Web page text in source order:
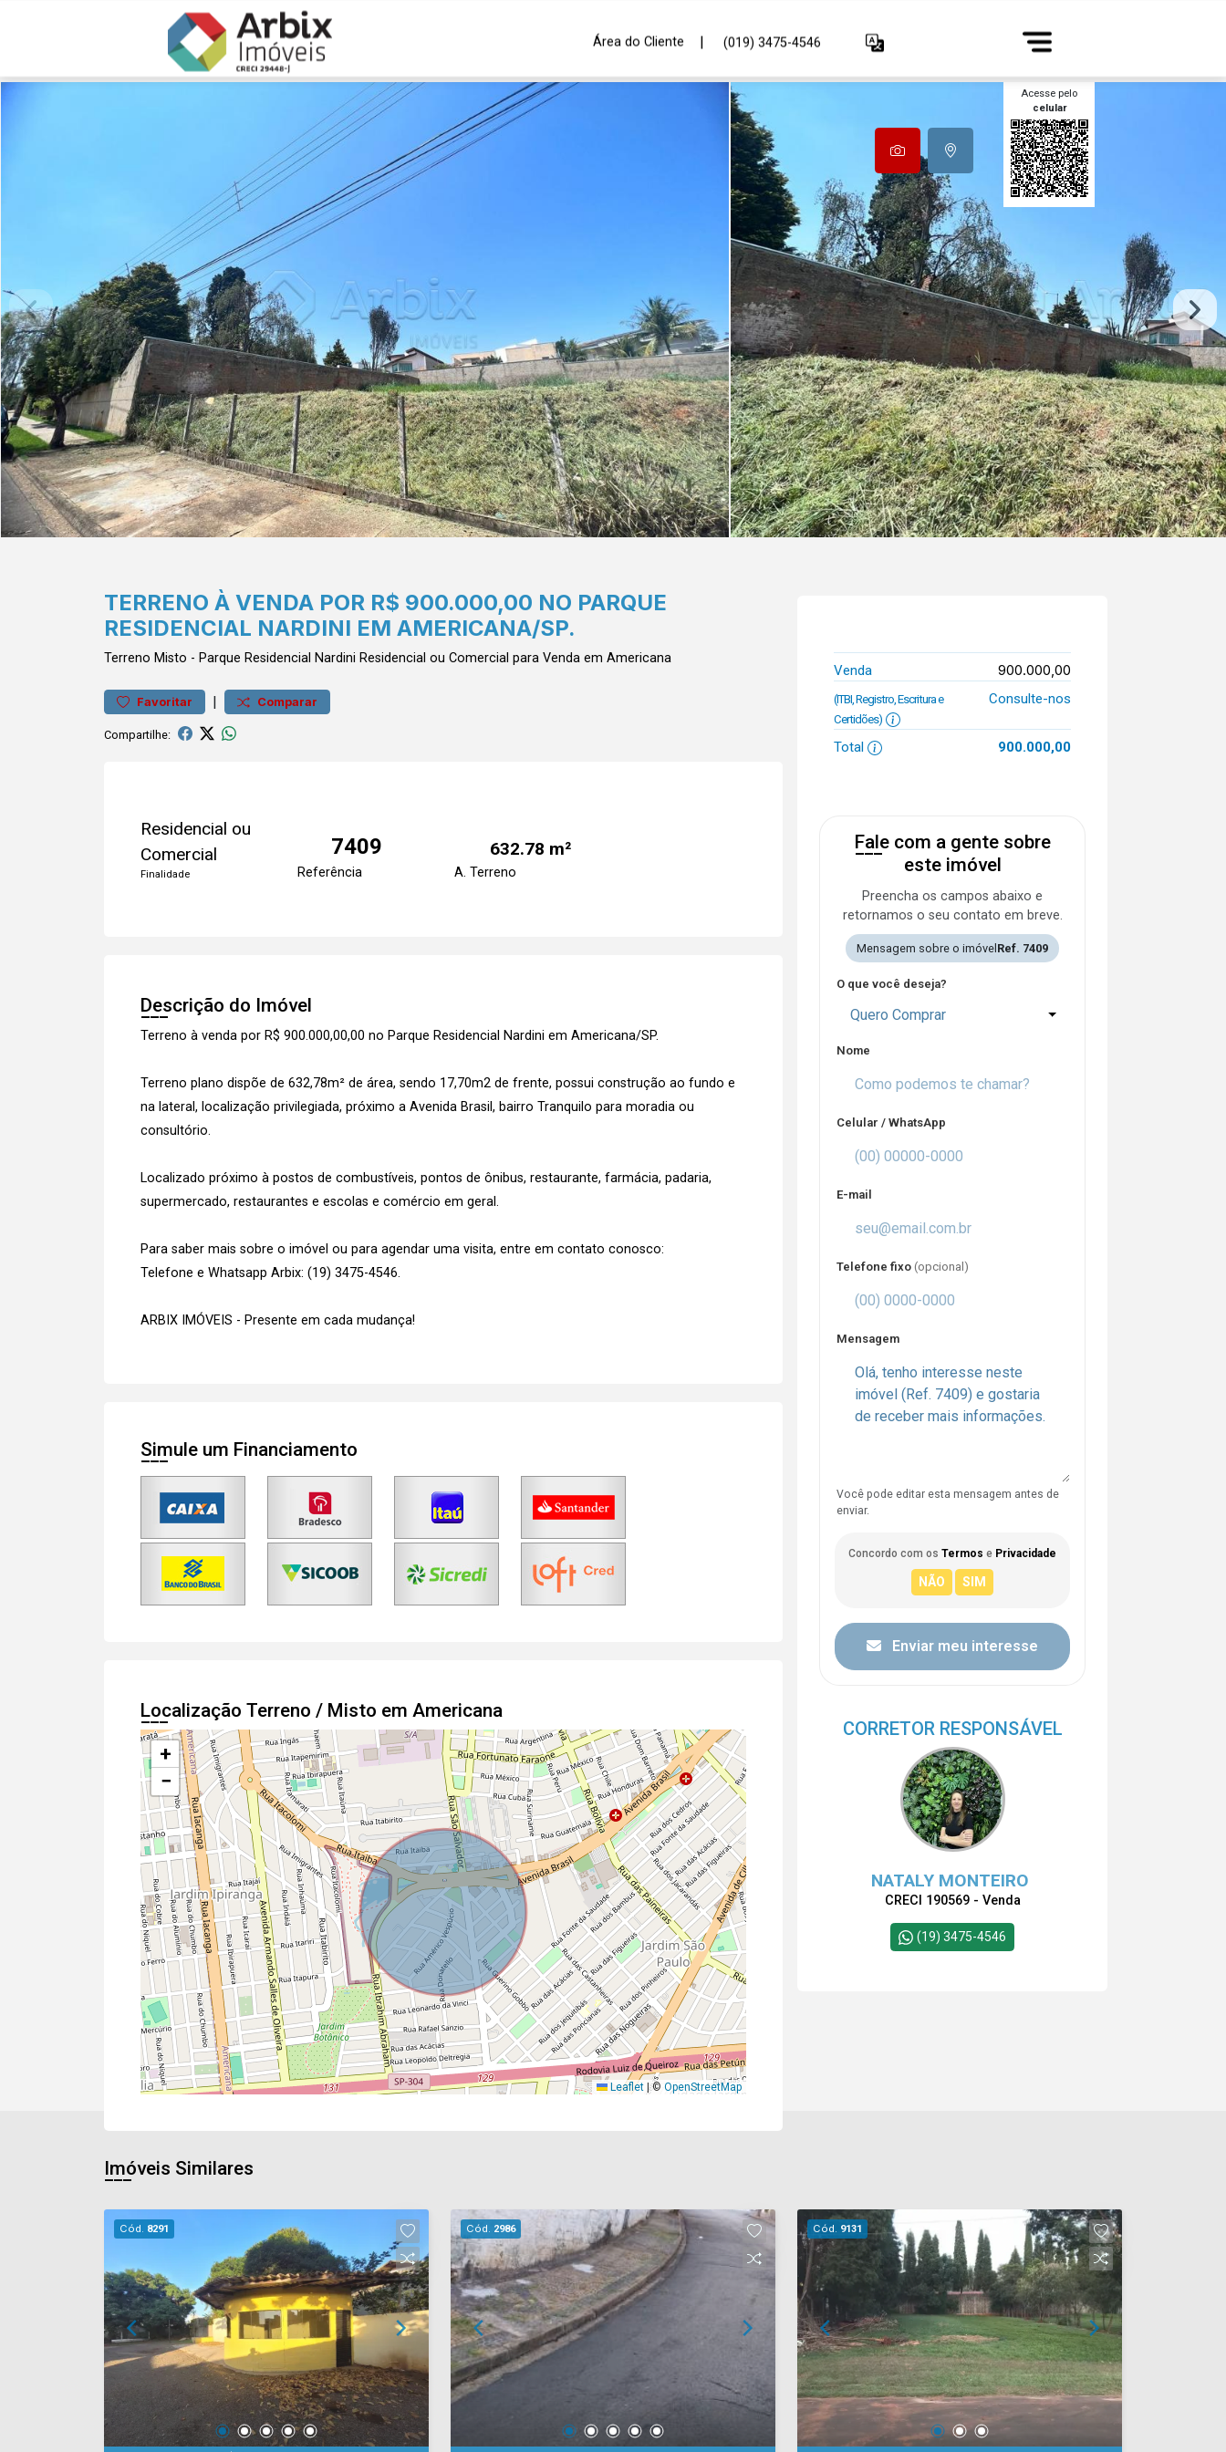
Área do Cliente | (019) 3475-4546
Acesse pelo
celular
TERRENO À VENDA POR R$ 900.000,00 NO PARQUE
RESIDENCIAL NARDINI EM AMERICANA/SP.
Terreno Misto - Parque Residencial Nardini Residencial ou Comercial para Venda em Americana
Favoritar | Comparar
Compartilhe:
Residencial ou
Comercial
Finalidade
7409
Referência
632.78 m²
A. Terreno
Descrição do Imóvel
Terreno à venda por R$ 900.000,00,00 no Parque Residencial Nardini em Americana/SP.
Terreno plano dispõe de 632,78m² de área, sendo 17,70m2 de frente, possui construção ao fundo e
na lateral, localização privilegiada, próximo a Avenida Brasil, bairro Tranquilo para moradia ou
consultório.
Localizado próximo à postos de combustíveis, pontos de ônibus, restaurante, farmácia, padaria,
supermercado, restaurantes e escolas e comércio em geral.
Para saber mais sobre o imóvel ou para agendar uma visita, entre em contato conosco:
Telefone e Whatsapp Arbix: (19) 3475-4546.
ARBIX IMÓVEIS - Presente em cada mudança!
Simule um Financiamento
Localização Terreno / Misto em Americana
+
−
Leaflet |© OpenStreetMap
Venda 900.000,00
(ITBI, Registro, Escritura e
Certidões)
Consulte-nos
Total 900.000,00
Fale com a gente sobre
este imóvel
Preencha os campos abaixo e
retornamos o seu contato em breve.
Mensagem sobre o imóvel Ref. 7409
O que você deseja?
Quero Comprar
Nome
Celular / WhatsApp
E-mail
Telefone fixo (opcional)
Mensagem
Você pode editar esta mensagem antes de
enviar.
Concordo com os Termos e Privacidade
Enviar meu interesse
CORRETOR RESPONSÁVEL
NATALY MONTEIRO
CRECI 190569 - Venda
(19) 3475-4546
Imóveis Similares
Cód. 8291 Cód. 2986 Cód. 9131